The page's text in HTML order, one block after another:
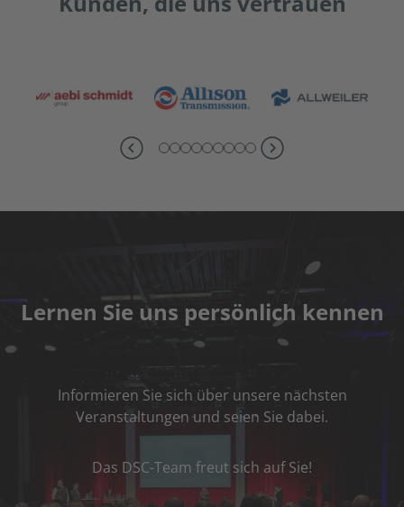
Lernen Sie uns persönlich kennen
Informieren Sie sich über unsere nächsten
Veranstaltungen und seien Sie dabei.
Das DSC-Team freut sich auf Sie!